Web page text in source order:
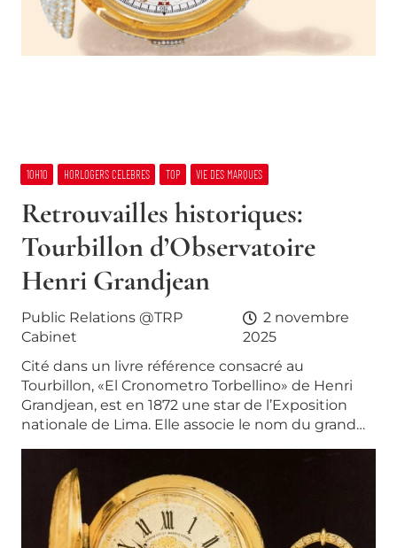
10H10 HORLOGERS CELEBRES TOP VIE DES MARQUES
Retrouvailles historiques:
Tourbillon d’Observatoire
Henri Grandjean
Public Relations @TRP
Cabinet
2 novembre
2025
Cité dans un livre référence consacré au
Tourbillon, «El Cronometro Torbellino» de Henri
Grandjean, est en 1872 une star de l’Exposition
nationale de Lima. Elle associe le nom du grand…